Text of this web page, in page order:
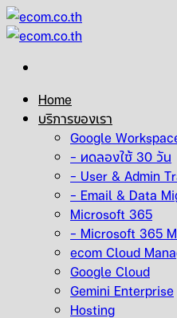
Skip
to
Home
บริการของเรา
Google
– ทดลองใช้ 30 วัน
– User & Admin
– Email & Data
Microsoft 365
– Microsoft 365
ecom Cloud
Google Cloud
Gemini Enterprise
Hosting